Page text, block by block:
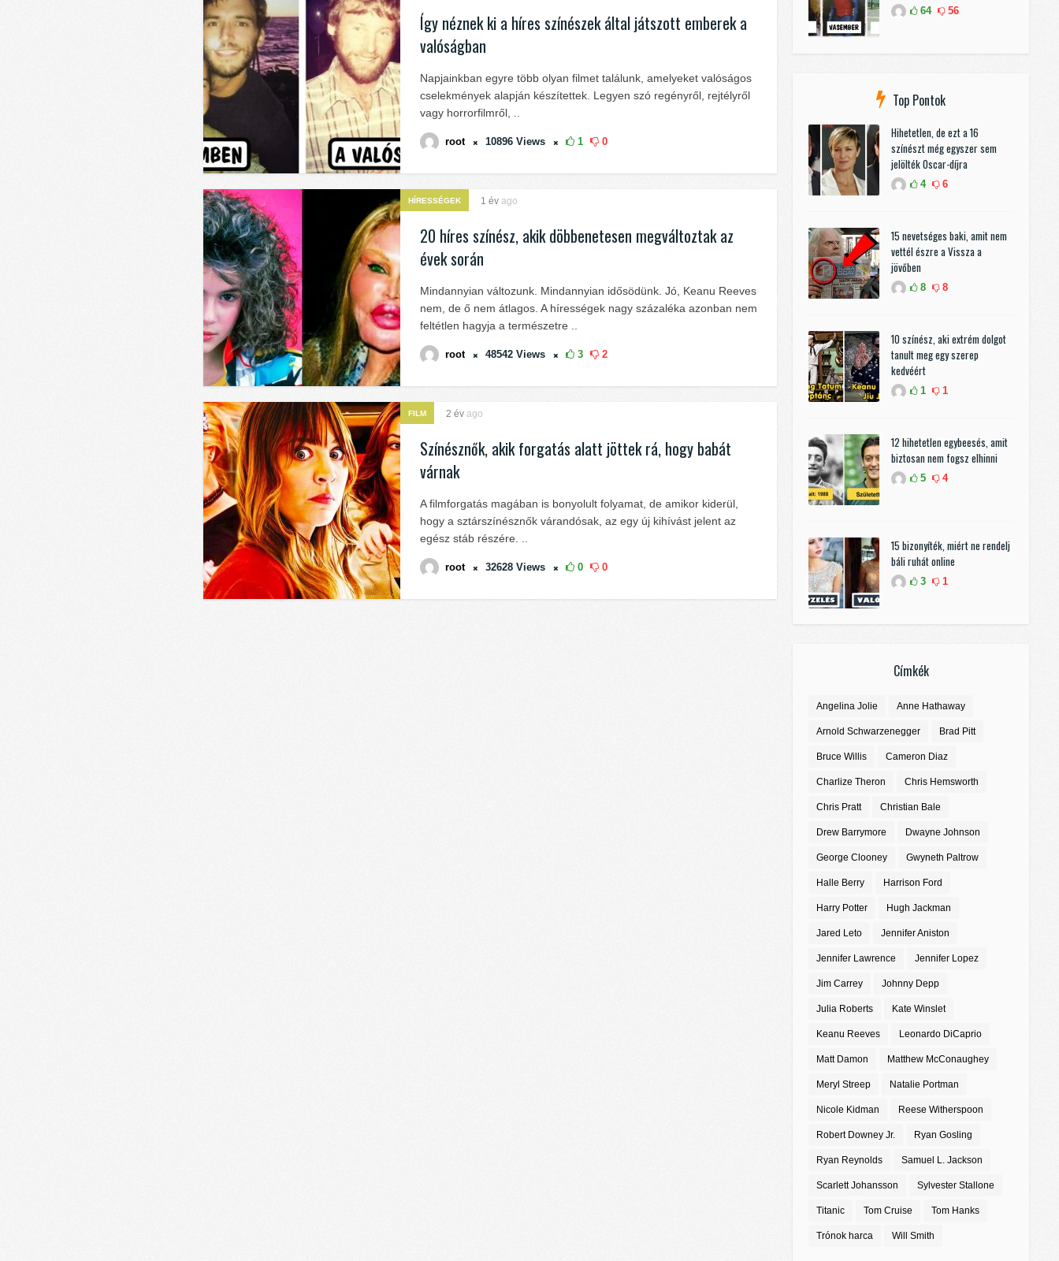
Így néznek ki a híres színészek által játszott emberek a
valóságban
Napjainkban egyre több olyan filmet találunk, amelyeket valóságos
cselekmények alapján készítettek. Legyen szó regényről, rejtélyről
vagy horrorfilmről, ..
root 10896 Views 1 0
HÍRESSÉGEK 1 év ago
20 híres színész, akik döbbenetesen megváltoztak az
évek során
Mindannyian változunk. Mindannyian idősödünk. Jó, Keanu Reeves
nem, de ő nem átlagos. A hírességek nagy százaléka azonban nem
feltétlen hagyja a természetre ..
root 48542 Views 3 2
FILM 2 év ago
Színésznők, akik forgatás alatt jöttek rá, hogy babát
várnak
A filmforgatás magában is bonyolult folyamat, de amikor kiderül,
hogy a sztárszínésznők várandósak, az egy új kihívást jelent az
egész stáb részére. ..
root 32628 Views 0 0
64 56
Top Pontok
Hihetetlen, de ezt a 16
színészt még egyszer sem
jelölték Oscar-díjra
4 6
15 nevetséges baki, amit nem
vettél észre a Vissza a
jövőben
8 8
10 színész, aki extrém dolgot
tanult meg egy szerep
kedvéért
1 1
12 hihetetlen egybeesés, amit
biztosan nem fogsz elhinni
5 4
15 bizonyíték, miért ne rendelj
báli ruhát online
3 1
Címkék
Angelina Jolie Anne Hathaway
Arnold Schwarzenegger Brad Pitt
Bruce Willis Cameron Diaz
Charlize Theron Chris Hemsworth
Chris Pratt Christian Bale
Drew Barrymore Dwayne Johnson
George Clooney Gwyneth Paltrow
Halle Berry Harrison Ford
Harry Potter Hugh Jackman
Jared Leto Jennifer Aniston
Jennifer Lawrence Jennifer Lopez
Jim Carrey Johnny Depp
Julia Roberts Kate Winslet
Keanu Reeves Leonardo DiCaprio
Matt Damon Matthew McConaughey
Meryl Streep Natalie Portman
Nicole Kidman Reese Witherspoon
Robert Downey Jr. Ryan Gosling
Ryan Reynolds Samuel L. Jackson
Scarlett Johansson Sylvester Stallone
Titanic Tom Cruise Tom Hanks
Trónok harca Will Smith